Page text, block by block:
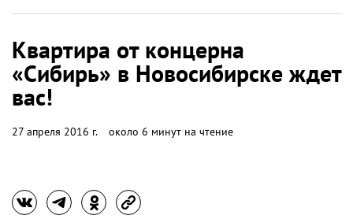
Квартира от концерна
«Сибирь» в Новосибирске ждет
вас!
27 апреля 2016 г. около 6 минут на чтение